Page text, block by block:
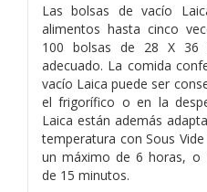
Las bolsas de vacío
alimentos hasta cinco
100 bolsas de 28 X
adecuado. La comida
vacío Laica puede ser
el frigorífico o en la
Laica están además
temperatura con Sous
un máximo de 6 horas, o
de 15 minutos.